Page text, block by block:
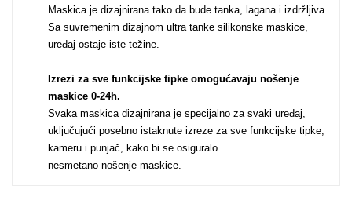
Maskica je dizajnirana tako da bude tanka, lagana i izdržljiva.
Sa suvremenim dizajnom ultra tanke silikonske maskice,
uređaj ostaje iste težine.
Izrezi za sve funkcijske tipke omogućavaju nošenje
maskice 0-24h.
Svaka maskica dizajnirana je specijalno za svaki uređaj,
uključujući posebno istaknute izreze za sve funkcijske tipke,
kameru i punjač, kako bi se osiguralo
nesmetano nošenje maskice.